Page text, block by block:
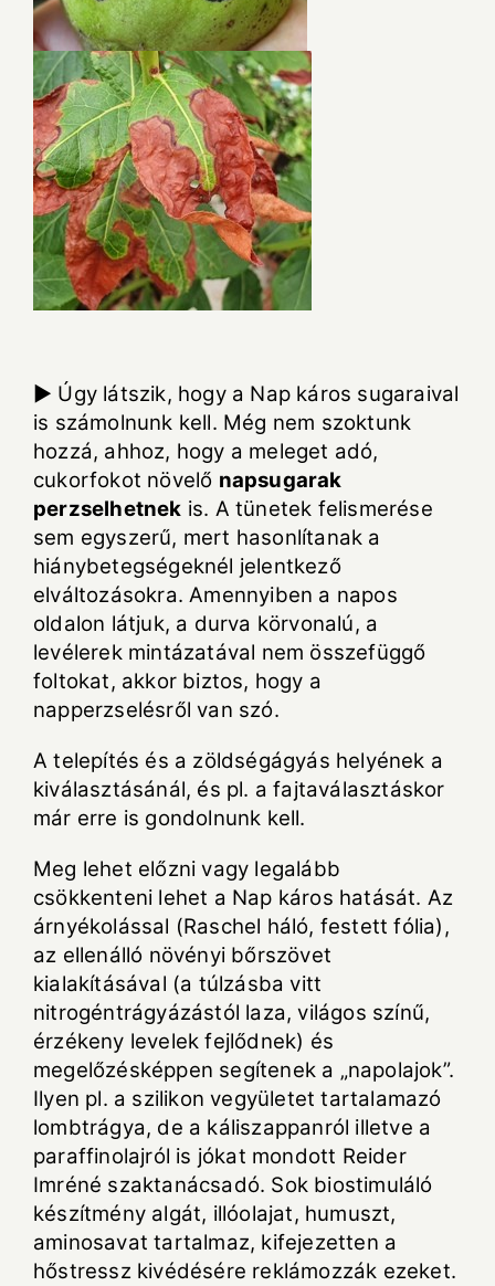
► Úgy látszik, hogy a Nap káros sugaraival
is számolnunk kell. Még nem szoktunk
hozzá, ahhoz, hogy a meleget adó,
cukorfokot növelő napsugarak
perzselhetnek is. A tünetek felismerése
sem egyszerű, mert hasonlítanak a
hiánybetegségeknél jelentkező
elváltozásokra. Amennyiben a napos
oldalon látjuk, a durva körvonalú, a
levélerek mintázatával nem összefüggő
foltokat, akkor biztos, hogy a
napperzselésről van szó.
A telepítés és a zöldségágyás helyének a
kiválasztásánál, és pl. a fajtaválasztáskor
már erre is gondolnunk kell.
Meg lehet előzni vagy legalább
csökkenteni lehet a Nap káros hatását. Az
árnyékolással (Raschel háló, festett fólia),
az ellenálló növényi bőrszövet
kialakításával (a túlzásba vitt
nitrogéntrágyázástól laza, világos színű,
érzékeny levelek fejlődnek) és
megelőzésképpen segítenek a „napolajok”.
Ilyen pl. a szilikon vegyületet tartalamazó
lombtrágya, de a káliszappanról illetve a
paraffinolajról is jókat mondott Reider
Imréné szaktanácsadó. Sok biostimuláló
készítmény algát, illóolajat, humuszt,
aminosavat tartalmaz, kifejezetten a
hőstressz kivédésére reklámozzák ezeket.